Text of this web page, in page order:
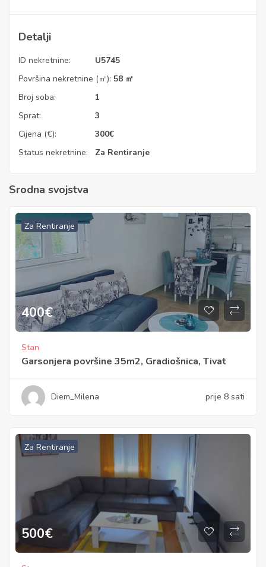
Detalji
ID nekretnine:
U5745
Površina nekretnine (㎡): 58 ㎡
Broj soba:
1
Sprat:
3
Cijena (€):
300€
Status nekretnine:
Za Rentiranje
Srodna svojstva
Za Rentiranje
400€
Stan
Garsonjera površine 35m2, Gradiošnica, Tivat
Diem_Milena prije 8 sati
Za Rentiranje
500€